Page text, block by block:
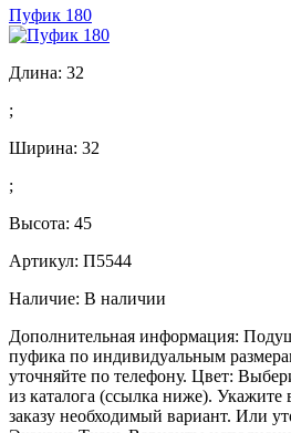
Пуфик 180
Длина: 32
;
Ширина: 32
;
Высота: 45
Артикул: П5544
Наличие: В наличии
Дополнительная информация:
пуфика по индивидуальным
уточняйте по телефону. Цвет:
из каталога (ссылка ниже).
заказу необходимый вариант. Или